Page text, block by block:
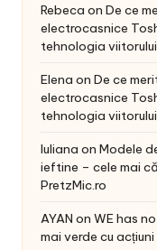
Rebeca on De ce
electrocasnice
tehnologia viitorului
Elena on De ce
electrocasnice
tehnologia viitorului
Iuliana on Modele
ieftine – cele mai
PretzMic.ro
AYAN on WE has
mai verde cu